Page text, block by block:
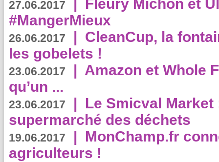
27.06.2017 | Fleury Michon et
#MangerMieux
26.06.2017 | CleanCup, la
les gobelets !
23.06.2017 | Amazon et Whole
qu’un ...
23.06.2017 | Le Smicval
supermarché des déchets
19.06.2017 | MonChamp.fr
agriculteurs !